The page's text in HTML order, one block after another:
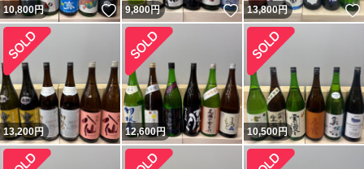
10,800円 いいね！
9,800円 いいね！
13,800円
13,200円 12,600円 10,500円